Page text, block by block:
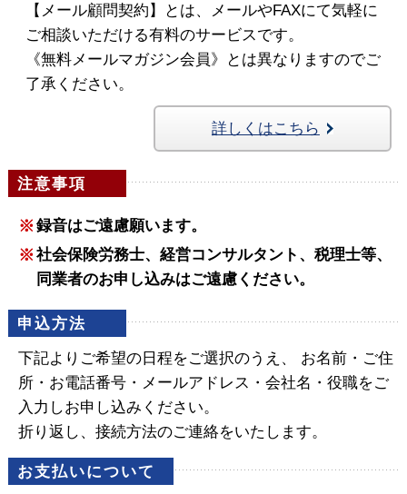
【メール顧問契約】とは、 メールやFAXにて気軽に
ご相談いただける有料のサービスです。
《無料メールマガジン会員》とは異なりますのでご
了承ください。
詳しくはこちら
注意事項
※録音はご遠慮願います。
※社会保険労務士、経営コンサルタント、税理士等、
同業者のお申し込みはご遠慮ください。
申込方法
下記よりご希望の日程をご選択のうえ、
お名前・ご住
所・お電話番号・メールアドレス・会社名・役職をご
入力しお申し込みください。
折り返し、接続方法のご連絡をいたします。
お支払いについて